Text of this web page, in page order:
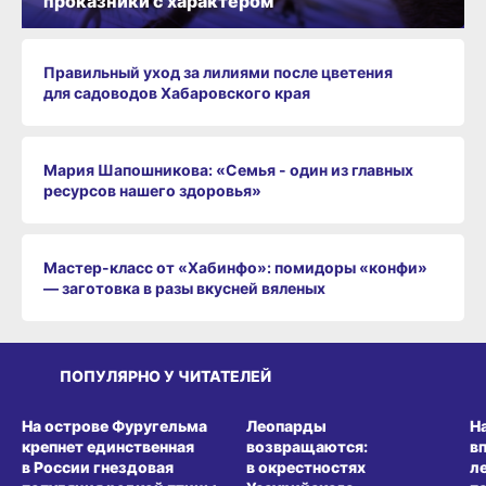
Правильный уход за лилиями после цветения
для садоводов Хабаровского края
Мария Шапошникова: «Семья - один из главных
ресурсов нашего здоровья»
Мастер-класс от «Хабинфо»: помидоры «конфи»
— заготовка в разы вкусней вяленых
ПОПУЛЯРНО У ЧИТАТЕЛЕЙ
На острове Фуругельма
крепнет единственная
в России гнездовая
Леопарды
возвращаются:
в окрестностях